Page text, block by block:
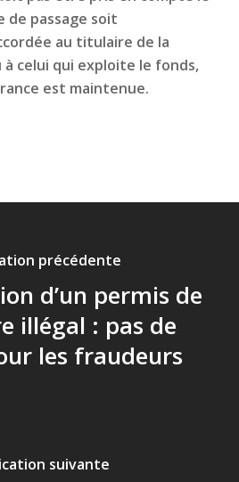
de passage soit
au titulaire de la
celui qui exploite le fonds,
est maintenue.
précédente
d’un permis de
illégal : pas de
les fraudeurs
suivante